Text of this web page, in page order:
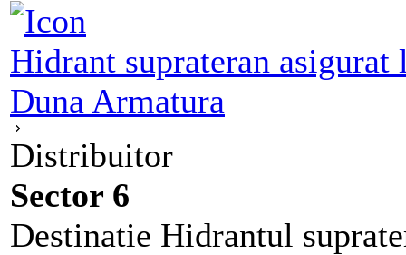
Hidrant suprateran asigurat
Duna Armatura
Distribuitor
Sector 6
Destinatie Hidrantul